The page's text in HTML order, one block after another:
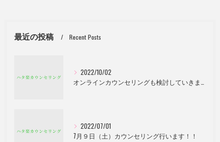
最近の投稿 Recent Posts
2022/10/02
オンラインカウンセリングも検討していきます。
2022/07/01
7月９日（土）カウンセリング行います！！